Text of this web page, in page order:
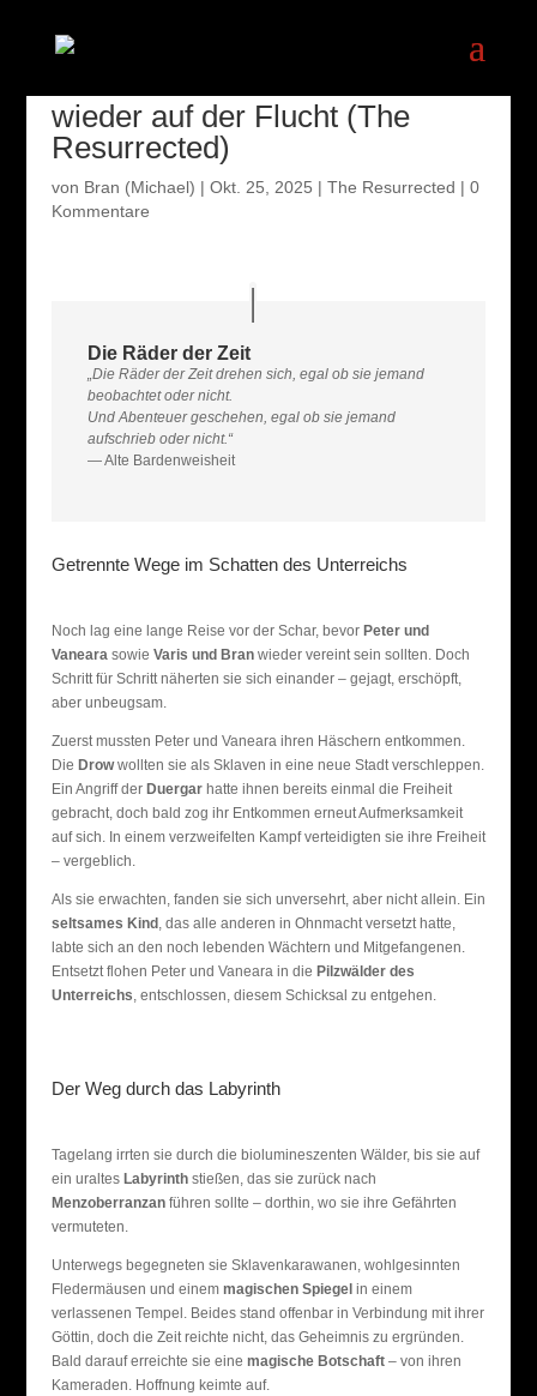
wieder auf der Flucht (The
Resurrected)
von Bran (Michael) | Okt. 25, 2025 | The Resurrected | 0
Kommentare
Die Räder der Zeit
„Die Räder der Zeit drehen sich, egal ob sie jemand
beobachtet oder nicht.
Und Abenteuer geschehen, egal ob sie jemand
aufschrieb oder nicht.“
— Alte Bardenweisheit
Getrennte Wege im Schatten des Unterreichs
Noch lag eine lange Reise vor der Schar, bevor Peter und
Vanearasowie Varis und Branwieder vereint sein sollten. Doch
Schritt für Schritt näherten sie sich einander – gejagt, erschöpft,
aber unbeugsam.
Zuerst mussten Peter und Vaneara ihren Häschern entkommen.
Die Drowwollten sie als Sklaven in eine neue Stadt verschleppen.
Ein Angriff der Duergarhatte ihnen bereits einmal die Freiheit
gebracht, doch bald zog ihr Entkommen erneut Aufmerksamkeit
auf sich. In einem verzweifelten Kampf verteidigten sie ihre Freiheit
– vergeblich.
Als sie erwachten, fanden sie sich unversehrt, aber nicht allein. Ein
seltsames Kind , das alle anderen in Ohnmacht versetzt hatte,
labte sich an den noch lebenden Wächtern und Mitgefangenen.
Entsetzt flohen Peter und Vaneara in die Pilzwälder des
Unterreichs, entschlossen, diesem Schicksal zu entgehen.
Der Weg durch das Labyrinth
Tagelang irrten sie durch die biolumineszenten Wälder, bis sie auf
ein uraltes Labyrinthstießen, das sie zurück nach
Menzoberranzanführen sollte – dorthin, wo sie ihre Gefährten
vermuteten.
Unterwegs begegneten sie Sklavenkarawanen, wohlgesinnten
Fledermäusen und einem magischen Spiegel in einem
verlassenen Tempel. Beides stand offenbar in Verbindung mit ihrer
Göttin, doch die Zeit reichte nicht, das Geheimnis zu ergründen.
Bald darauf erreichte sie eine magische Botschaft– von ihren
Kameraden. Hoffnung keimte auf.